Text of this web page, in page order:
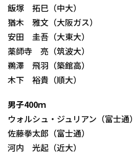
飯塚 拓巳（中大）
猶木 雅文（大阪ガス）
安田 圭吾（大東大）
薬師寺 亮（筑波大）
鵜澤 飛羽（築館高）
木下 裕貴（順大）
男子400ｍ
ウォルシュ・ジュリアン（富士通）
佐藤拳太郎（富士通）
河内 光起（近大）